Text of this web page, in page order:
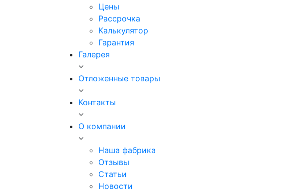
Цены
Рассрочка
Калькулятор
Гарантия
Галерея
Отложенные товары
Контакты
О компании
Наша фабрика
Отзывы
Статьи
Новости